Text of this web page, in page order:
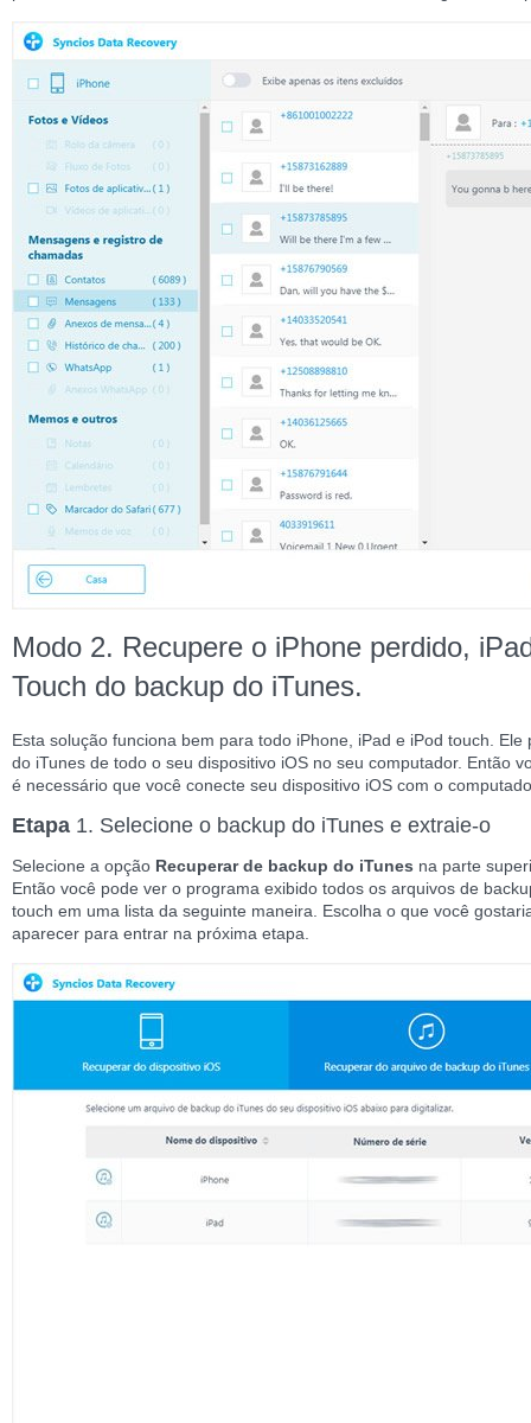
Modo 2. Recupere o iPhone perdido,
Touch do backup do iTunes.
Esta solução funciona bem para todo iPhone, iPad e iPod touch.
do iTunes de todo o seu dispositivo iOS no seu computador. Então
é necessário que você conecte seu dispositivo iOS com o
Etapa 1. Selecione o backup do iTunes e extraie-o
Selecione a opção Recuperar de backup do iTunes na parte
Então você pode ver o programa exibido todos os arquivos de
touch em uma lista da seguinte maneira. Escolha o que você
aparecer para entrar na próxima etapa.